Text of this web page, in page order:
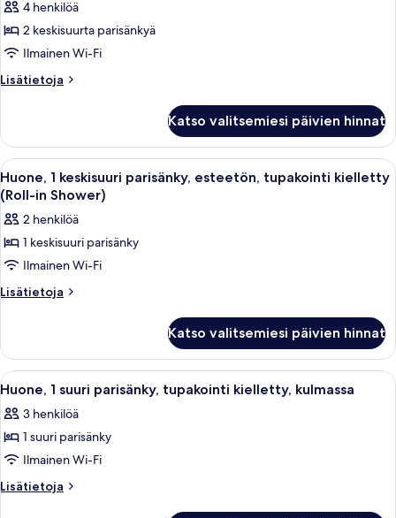
Huone,
2
keskisuurta
parisänkyä,
kielletty
kuvat
4 henkilöä
2 keskisuurta parisänkyä
Ilmainen Wi-Fi
Lisätietoja
Lisätietoja
keskisuurta
parisänkyä,
esteetön,
tupakointi
kielletty
Katso valitsemiesi päivien hinnat
Avaa
kaikki
huonetyypin
Huone,
1
keskisuuri
parisänky,
kielletty
(Roll-
in
Shower)
kuvat
Hotellihuone, jossa on sänky,
3
Huone, 1 keskisuuri parisänky, esteetön, tupakointi kielletty
(Roll-in Shower)
2 henkilöä
1 keskisuuri parisänky
Ilmainen Wi-Fi
Lisätietoja
Lisätietoja
keskisuuri
parisänky,
esteetön,
kielletty
(Roll-
Shower)
Katso valitsemiesi päivien hinnat
Avaa
kaikki
huonetyypin
Huone,
1
suuri
Hotellihuone, jossa on sänky,
2
Huone, 1 suuri parisänky, tupakointi kielletty, kulmassa
3 henkilöä
1 suuri parisänky
Ilmainen Wi-Fi
Lisätietoja
Lisätietoja